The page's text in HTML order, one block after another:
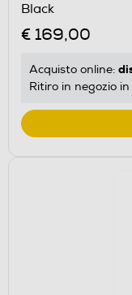
Black
€ 169,00
Acquisto online:
Ritiro in negozio